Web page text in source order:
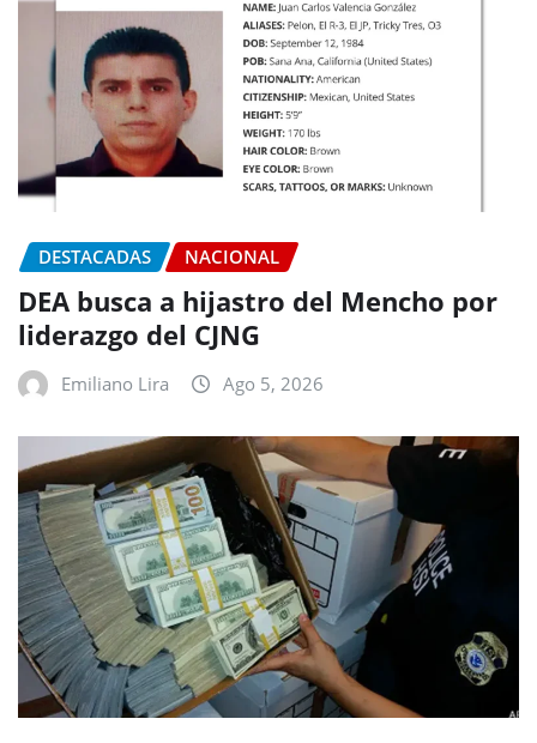
DESTACADAS NACIONAL
DEA busca a hijastro del Mencho por
liderazgo del CJNG
Emiliano Lira Ago 5, 2026